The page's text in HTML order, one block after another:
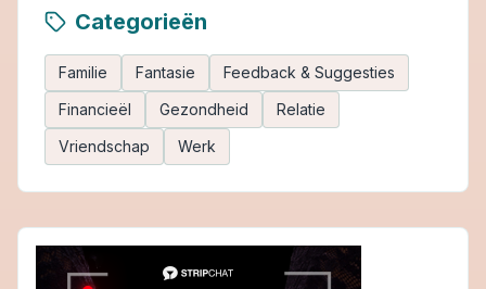
Categorieën
Familie Fantasie
Feedback & Suggesties
Financieël
Gezondheid
Relatie
Vriendschap
Werk